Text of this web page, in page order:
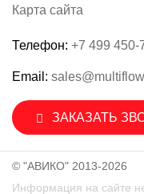
Карта сайта
Телефон: +7 499 450-
Email:
ЗАКАЗАТЬ
© "АВИКО" 2013-2026
Информация на сайте